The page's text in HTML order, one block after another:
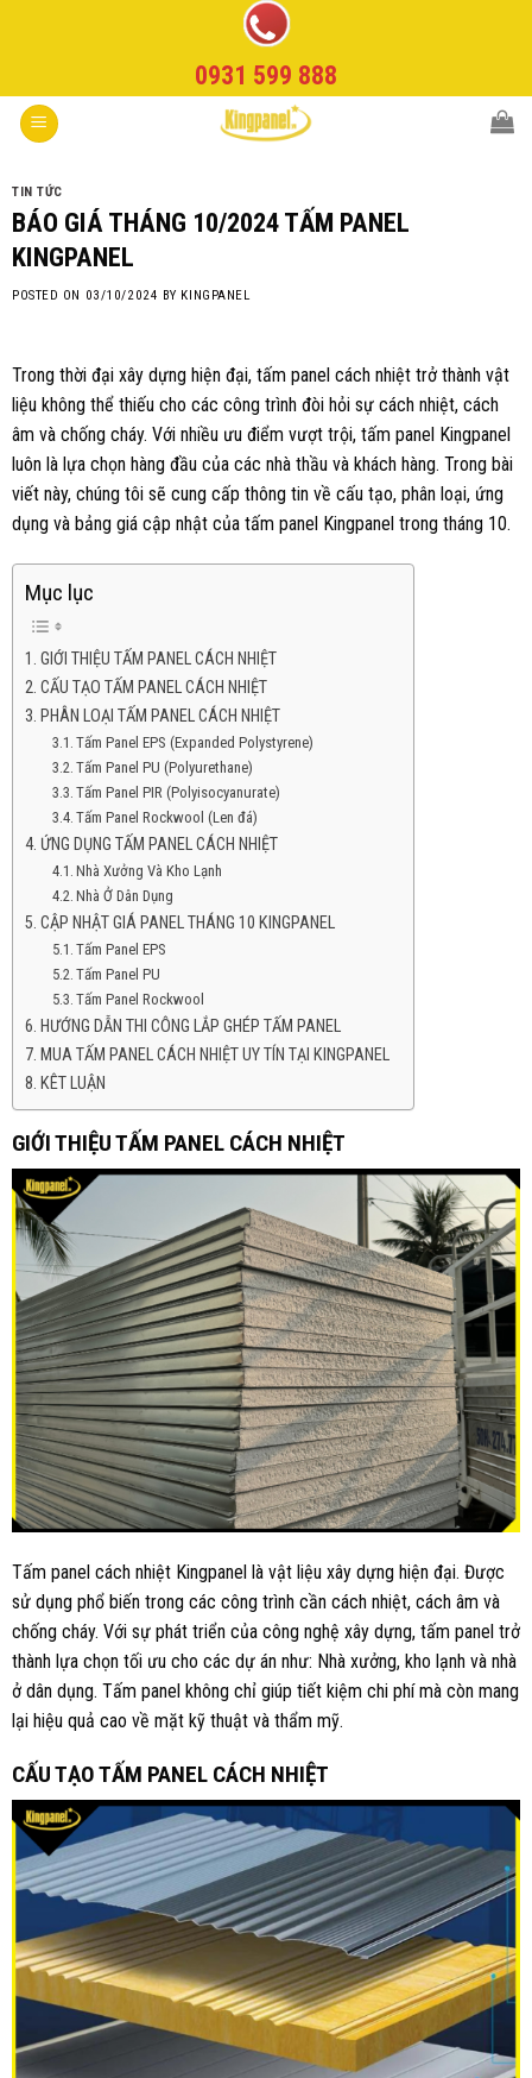
0931 599 888
TIN TỨC
BÁO GIÁ THÁNG 10/2024 TẤM PANEL
KINGPANEL
POSTED ON 03/10/2024 BY KINGPANEL
Trong thời đại xây dựng hiện đại, tấm panel cách nhiệt trở thành vật
liệu không thể thiếu cho các công trình đòi hỏi sự cách nhiệt, cách
âm và chống cháy. Với nhiều ưu điểm vượt trội, tấm panel Kingpanel
luôn là lựa chọn hàng đầu của các nhà thầu và khách hàng. Trong bài
viết này, chúng tôi sẽ cung cấp thông tin về cấu tạo, phân loại, ứng
dụng và bảng giá cập nhật của tấm panel Kingpanel trong tháng 10.
Mục lục
GIỚI THIỆU TẤM PANEL CÁCH NHIỆT
CẤU TẠO TẤM PANEL CÁCH NHIỆT
PHÂN LOẠI TẤM PANEL CÁCH NHIỆT
Tấm Panel EPS (Expanded Polystyrene)
Tấm Panel PU (Polyurethane)
Tấm Panel PIR (Polyisocyanurate)
Tấm Panel Rockwool (Len đá)
ỨNG DỤNG TẤM PANEL CÁCH NHIỆT
Nhà Xưởng Và Kho Lạnh
Nhà Ở Dân Dụng
CẬP NHẬT GIÁ PANEL THÁNG 10 KINGPANEL
Tấm Panel EPS
Tấm Panel PU
Tấm Panel Rockwool
HƯỚNG DẪN THI CÔNG LẮP GHÉP TẤM PANEL
MUA TẤM PANEL CÁCH NHIỆT UY TÍN TẠI KINGPANEL
KÊT LUẬN
GIỚI THIỆU TẤM PANEL CÁCH NHIỆT
Tấm panel cách nhiệt Kingpanel là vật liệu xây dựng hiện đại. Được
sử dụng phổ biến trong các công trình cần cách nhiệt, cách âm và
chống cháy. Với sự phát triển của công nghệ xây dựng, tấm panel trở
thành lựa chọn tối ưu cho các dự án như: Nhà xưởng, kho lạnh và nhà
ở dân dụng. Tấm panel không chỉ giúp tiết kiệm chi phí mà còn mang
lại hiệu quả cao về mặt kỹ thuật và thẩm mỹ.
CẤU TẠO TẤM PANEL CÁCH NHIỆT